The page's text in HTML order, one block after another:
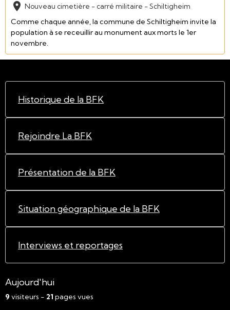
Nouveau cimetière - carré militaire - Schiltigheim
Comme chaque année, la commune de Schiltigheim invite la
population à se receuillir au monument aux morts le 1er
novembre.
Historique de la BFK
Rejoindre La BFK
Présentation de la BFK
Situation géographique de la BFK
Interviews et reportages
Aujourd'hui
9 visiteurs - 21 pages vues